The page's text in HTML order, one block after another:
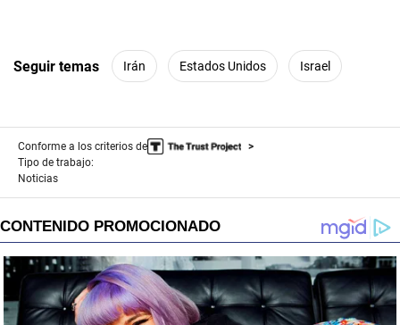
Seguir temas Irán Estados Unidos Israel
Conforme a los criterios de
Tipo de trabajo:
Noticias